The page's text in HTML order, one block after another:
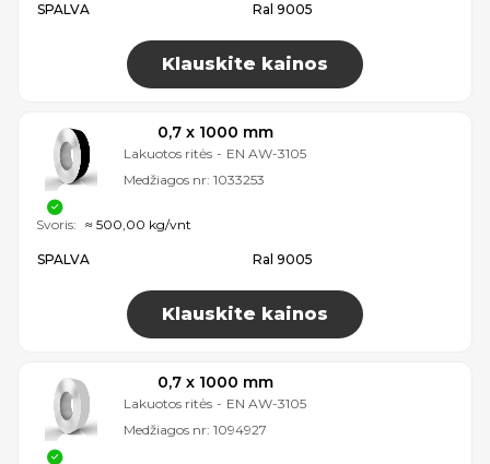
SPALVA Ral 9005
Klauskite kainos
0,7 x 1000 mm
Lakuotos ritės - EN AW-3105
Medžiagos nr: 1033253
SPALVA Ral 9005
Klauskite kainos
Svoris: ≈ 500,00 kg/vnt
0,7 x 1000 mm
Lakuotos ritės - EN AW-3105
Medžiagos nr: 1094927